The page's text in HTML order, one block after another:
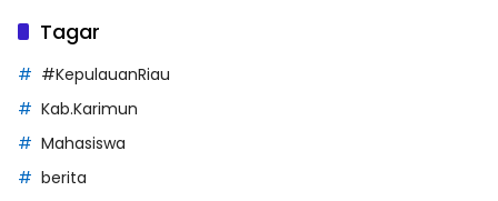
Tagar
#KepulauanRiau
Kab.Karimun
Mahasiswa
berita